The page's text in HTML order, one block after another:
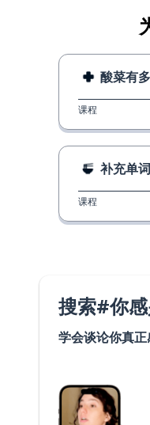
酸菜有
课程
补充单
课程
搜索#你
学会谈论你真